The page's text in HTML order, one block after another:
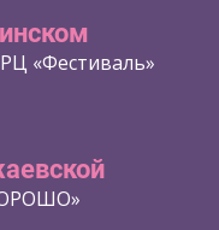
«Фестиваль»